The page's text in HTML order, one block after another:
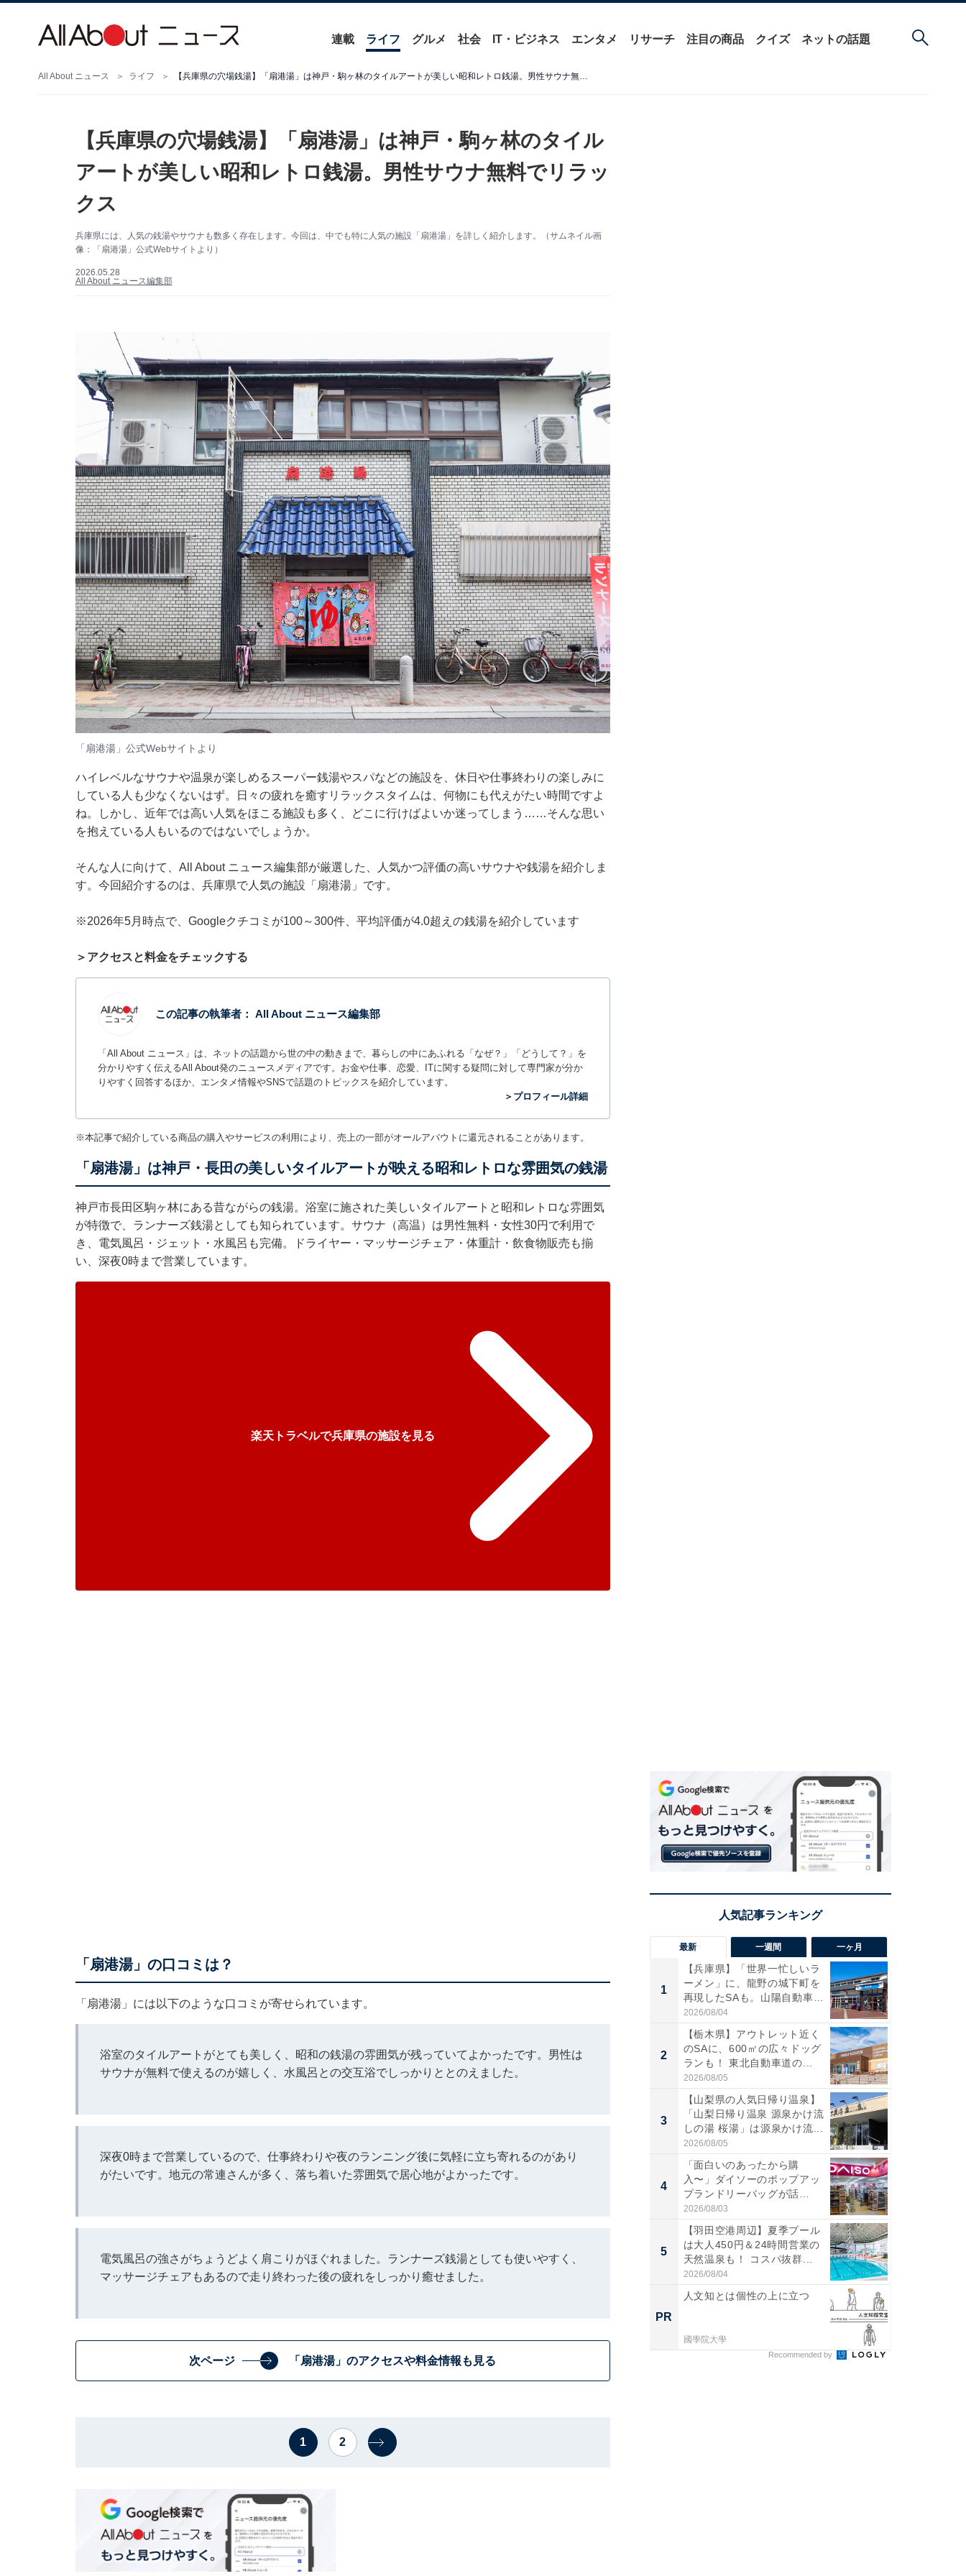
連載 ライフ グルメ 社会 IT・ビジネス エンタメ リサーチ 注目の商品 クイズ ネットの話題
All About ニュース ライフ 【兵庫県の穴場銭湯】「扇港湯」は神戸・駒ヶ林のタイルアートが美しい昭和レトロ銭湯。男性サウナ無料でリラックス
【兵庫県の穴場銭湯】「扇港湯」は神戸・駒ヶ林のタイル
アートが美しい昭和レトロ銭湯。男性サウナ無料でリラッ
クス
兵庫県には、人気の銭湯やサウナも数多く存在します。今回は、中でも特に人気の施設「扇港湯」を詳しく紹介します。（サムネイル画
像：「扇港湯」公式Webサイトより）
2026.05.28
All About ニュース編集部
「扇港湯」公式Webサイトより
ハイレベルなサウナや温泉が楽しめるスーパー銭湯やスパなどの施設を、休日や仕事終わりの楽しみに
している人も少なくないはず。日々の疲れを癒すリラックスタイムは、何物にも代えがたい時間ですよ
ね。しかし、近年では高い人気をほこる施設も多く、どこに行けばよいか迷ってしまう……そんな思い
を抱えている人もいるのではないでしょうか。
そんな人に向けて、All About ニュース編集部が厳選した、人気かつ評価の高いサウナや銭湯を紹介しま
す。今回紹介するのは、兵庫県で人気の施設「扇港湯」です。
※2026年5月時点で、Googleクチコミが100～300件、平均評価が4.0超えの銭湯を紹介しています
＞アクセスと料金をチェックする
この記事の執筆者： All About ニュース編集部
「All About ニュース」は、ネットの話題から世の中の動きまで、暮らしの中にあふれる「なぜ？」「どうして？」を
分かりやすく伝えるAll About発のニュースメディアです。お金や仕事、恋愛、ITに関する疑問に対して専門家が分か
りやすく回答するほか、エンタメ情報やSNSで話題のトピックスを紹介しています。
＞プロフィール詳細
※本記事で紹介している商品の購入やサービスの利用により、売上の一部がオールアバウトに還元されることがあります。
「扇港湯」は神戸・長田の美しいタイルアートが映える昭和レトロな雰囲気の銭湯
神戸市長田区駒ヶ林にある昔ながらの銭湯。浴室に施された美しいタイルアートと昭和レトロな雰囲気
が特徴で、ランナーズ銭湯としても知られています。サウナ（高温）は男性無料・女性30円で利用で
き、電気風呂・ジェット・水風呂も完備。ドライヤー・マッサージチェア・体重計・飲食物販売も揃
い、深夜0時まで営業しています。
楽天トラベルで兵庫県の施設を見る
「扇港湯」の口コミは？
「扇港湯」には以下のような口コミが寄せられています。
浴室のタイルアートがとても美しく、昭和の銭湯の雰囲気が残っていてよかったです。男性は
サウナが無料で使えるのが嬉しく、水風呂との交互浴でしっかりととのえました。
深夜0時まで営業しているので、仕事終わりや夜のランニング後に気軽に立ち寄れるのがあり
がたいです。地元の常連さんが多く、落ち着いた雰囲気で居心地がよかったです。
電気風呂の強さがちょうどよく肩こりがほぐれました。ランナーズ銭湯としても使いやすく、
マッサージチェアもあるので走り終わった後の疲れをしっかり癒せました。
次ページ 「扇港湯」のアクセスや料金情報も見る
1 2
最新 一週間 一ヶ月
1
【兵庫県】「世界一忙しいラ
ーメン」に、龍野の城下町を
再現したSAも。山陽自動車
道...
2026/08/04
2
【栃木県】アウトレット近く
のSAに、600㎡の広々ドッグ
ランも！ 東北自動車道の...
2026/08/05
3
【山梨県の人気日帰り温泉】
「山梨日帰り温泉 源泉かけ流
しの湯 桜湯」は源泉かけ流...
2026/08/05
4
「面白いのあったから購
入〜」ダイソーのポップアッ
プランドリーバッグが話
題。“さま...
2026/08/03
5
【羽田空港周辺】夏季プール
は大人450円＆24時間営業の
天然温泉も！ コスパ抜群...
2026/08/04
PR
人文知とは個性の上に立つ
國學院大學
Recommended by